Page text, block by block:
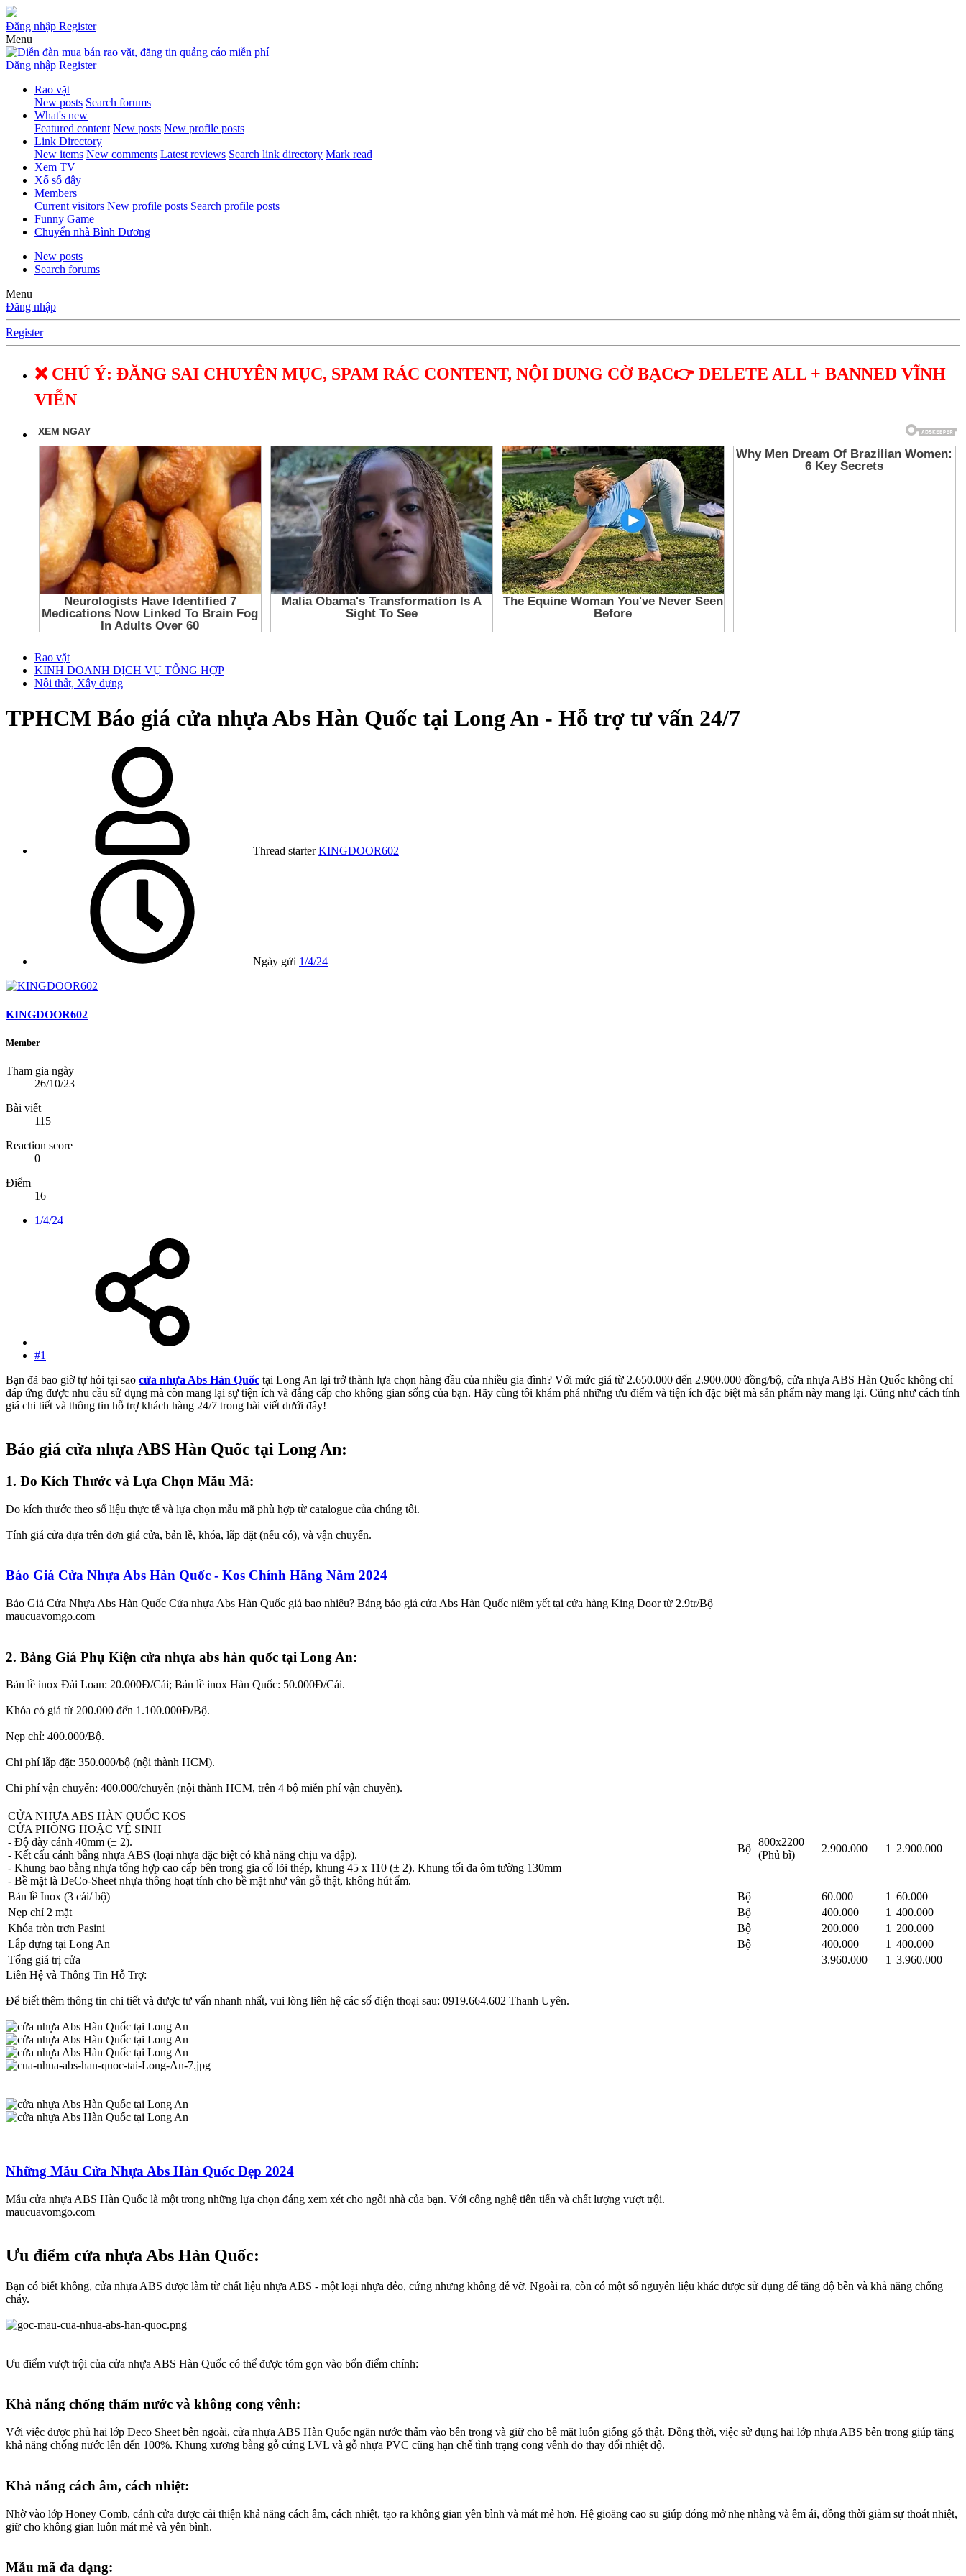
Đăng nhập Register
Menu
Đăng nhập Register
Rao vặt
New posts Search forums
What's new
Featured content New posts New profile posts
Link Directory
New items New comments Latest reviews Search link directory Mark read
Xem TV
Xổ số đây
Members
Current visitors New profile posts Search profile posts
Funny Game
Chuyển nhà Bình Dương
New posts
Search forums
Menu
Đăng nhập
Register
❌ CHÚ Ý: ĐĂNG SAI CHUYÊN MỤC, SPAM RÁC CONTENT, NỘI DUNG CỜ BẠC👉 DELETE ALL + BANNED VĨNH
VIỄN
Rao vặt
KINH DOANH DỊCH VỤ TỔNG HỢP
Nội thất, Xây dựng
TPHCM Báo giá cửa nhựa Abs Hàn Quốc tại Long An - Hỗ trợ tư vấn 24/7
Thread starter KINGDOOR602
Ngày gửi 1/4/24
KINGDOOR602
Member
Tham gia ngày
26/10/23
Bài viết
115
Reaction score
0
Điểm
16
1/4/24
#1
Bạn đã bao giờ tự hỏi tại sao cửa nhựa Abs Hàn Quốc tại Long An lại trở thành lựa chọn hàng đầu của nhiều gia đình? Với mức giá từ 2.650.000 đến 2.900.000 đồng/bộ, cửa nhựa ABS Hàn Quốc không chỉ
đáp ứng được nhu cầu sử dụng mà còn mang lại sự tiện ích và đẳng cấp cho không gian sống của bạn. Hãy cùng tôi khám phá những ưu điểm và tiện ích đặc biệt mà sản phẩm này mang lại. Cũng như cách tính
giá chi tiết và thông tin hỗ trợ khách hàng 24/7 trong bài viết dưới đây!
Báo giá cửa nhựa ABS Hàn Quốc tại Long An:​
1. Đo Kích Thước và Lựa Chọn Mẫu Mã:​
Đo kích thước theo số liệu thực tế và lựa chọn mẫu mã phù hợp từ catalogue của chúng tôi.
Tính giá cửa dựa trên đơn giá cửa, bản lề, khóa, lắp đặt (nếu có), và vận chuyển.
Báo Giá Cửa Nhựa Abs Hàn Quốc - Kos Chính Hãng Năm 2024
Báo Giá Cửa Nhựa Abs Hàn Quốc Cửa nhựa Abs Hàn Quốc giá bao nhiêu? Bảng báo giá cửa Abs Hàn Quốc niêm yết tại cửa hàng King Door từ 2.9tr/Bộ
maucuavomgo.com
2. Bảng Giá Phụ Kiện cửa nhựa abs hàn quốc tại Long An:​
Bản lề inox Đài Loan: 20.000Đ/Cái; Bản lề inox Hàn Quốc: 50.000Đ/Cái.
Khóa có giá từ 200.000 đến 1.100.000Đ/Bộ.
Nẹp chỉ: 400.000/Bộ.
Chi phí lắp đặt: 350.000/bộ (nội thành HCM).
Chi phí vận chuyển: 400.000/chuyến (nội thành HCM, trên 4 bộ miễn phí vận chuyển).
CỬA NHỰA ABS HÀN QUỐC KOS
CỬA PHÒNG HOẶC VỆ SINH
- Độ dày cánh 40mm (± 2).
- Kết cấu cánh bằng nhựa ABS (loại nhựa đặc biệt có khả năng chịu va đập).
- Khung bao bằng nhựa tổng hợp cao cấp bên trong gia cố lõi thép, khung 45 x 110 (± 2). Khung tối đa ôm tường 130mm
- Bề mặt là DeCo-Sheet nhựa thông hoạt tính cho bề mặt như vân gỗ thật, không hút ẩm.
Bộ
800x2200
(Phủ bì)
2.900.000 1 2.900.000
Bản lề Inox (3 cái/ bộ) Bộ 60.000 1 60.000
Nẹp chỉ 2 mặt
Bộ 400.000 1 400.000
Khóa tròn trơn Pasini
Bộ 200.000 1 200.000
Lắp dựng tại Long An
Bộ 400.000 1 400.000
Tổng giá trị cửa
3.960.000 1 3.960.000
Liên Hệ và Thông Tin Hỗ Trợ:
Để biết thêm thông tin chi tiết và được tư vấn nhanh nhất, vui lòng liên hệ các số điện thoại sau: 0919.664.602 Thanh Uyên.
Những Mẫu Cửa Nhựa Abs Hàn Quốc Đẹp 2024
Mẫu cửa nhựa ABS Hàn Quốc là một trong những lựa chọn đáng xem xét cho ngôi nhà của bạn. Với công nghệ tiên tiến và chất lượng vượt trội.
maucuavomgo.com
Ưu điểm cửa nhựa Abs Hàn Quốc:​
Bạn có biết không, cửa nhựa ABS được làm từ chất liệu nhựa ABS - một loại nhựa dẻo, cứng nhưng không dễ vỡ. Ngoài ra, còn có một số nguyên liệu khác được sử dụng để tăng độ bền và khả năng chống
cháy.
Ưu điểm vượt trội của cửa nhựa ABS Hàn Quốc có thể được tóm gọn vào bốn điểm chính:
Khả năng chống thấm nước và không cong vênh:​
Với việc được phủ hai lớp Deco Sheet bên ngoài, cửa nhựa ABS Hàn Quốc ngăn nước thấm vào bên trong và giữ cho bề mặt luôn giống gỗ thật. Đồng thời, việc sử dụng hai lớp nhựa ABS bên trong giúp tăng
khả năng chống nước lên đến 100%. Khung xương bằng gỗ cứng LVL và gỗ nhựa PVC cũng hạn chế tình trạng cong vênh do thay đổi nhiệt độ.
Khả năng cách âm, cách nhiệt:​
Nhờ vào lớp Honey Comb, cánh cửa được cải thiện khả năng cách âm, cách nhiệt, tạo ra không gian yên bình và mát mẻ hơn. Hệ gioăng cao su giúp đóng mở nhẹ nhàng và êm ái, đồng thời giảm sự thoát nhiệt,
giữ cho không gian luôn mát mẻ và yên bình.
Mẫu mã đa dạng:​